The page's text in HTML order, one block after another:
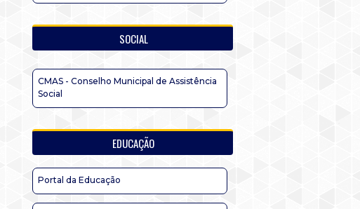
SOCIAL
CMAS - Conselho Municipal de Assistência
Social
EDUCAÇÃO
Portal da Educação